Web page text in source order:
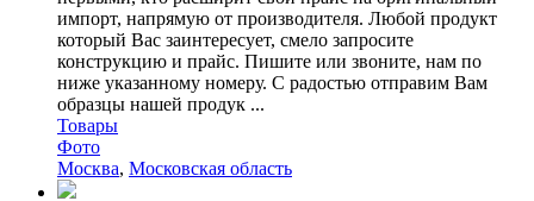
импорт, напрямую от производителя. Любой продукт
который Вас заинтересует, смело запросите
конструкцию и прайс. Пишите или звоните, нам по
ниже указанному номеру. С радостью отправим Вам
образцы нашей продук ...
Товары
Фото
Москва, Московская область